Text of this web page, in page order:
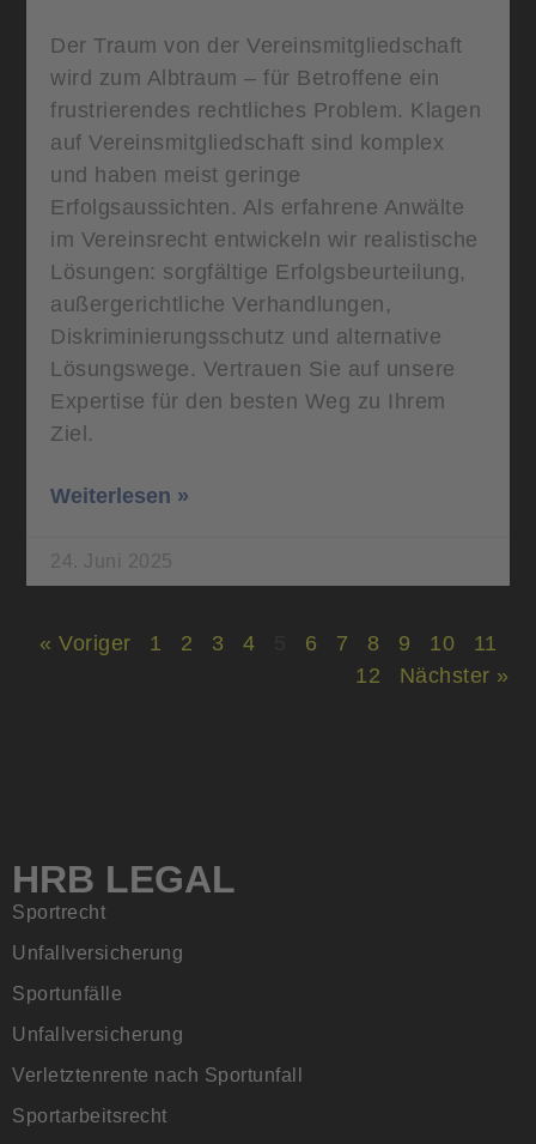
Der Traum von der Vereinsmitgliedschaft
wird zum Albtraum – für Betroffene ein
frustrierendes rechtliches Problem. Klagen
auf Vereinsmitgliedschaft sind komplex
und haben meist geringe
Erfolgsaussichten. Als erfahrene Anwälte
im Vereinsrecht entwickeln wir realistische
Lösungen: sorgfältige Erfolgsbeurteilung,
außergerichtliche Verhandlungen,
Diskriminierungsschutz und alternative
Lösungswege. Vertrauen Sie auf unsere
Expertise für den besten Weg zu Ihrem
Ziel.
Weiterlesen »
24. Juni 2025
« Voriger 1 2 3 4 6 7 8 9 10
11
12
Nächster »
HRB LEGAL
Sportrecht
Unfallversicherung
Sportunfälle
Unfallversicherung
Verletztenrente nach Sportunfall
Sportarbeitsrecht